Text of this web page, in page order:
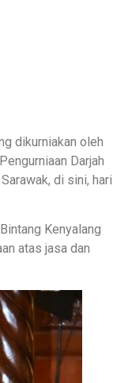
dikurniakan oleh
Darjah
di sini, hari
Kenyalang
atas jasa dan